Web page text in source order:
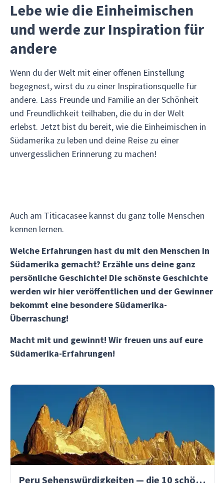
Lebe wie die Einheimischen
und werde zur Inspiration für
andere
Wenn du der Welt mit einer offenen Einstellung
begegnest, wirst du zu einer Inspirationsquelle für
andere. Lass Freunde und Familie an der Schönheit
und Freundlichkeit teilhaben, die du in der Welt
erlebst. Jetzt bist du bereit, wie die Einheimischen in
Südamerika zu leben und deine Reise zu einer
unvergesslichen Erinnerung zu machen!
Auch am Titicacasee kannst du ganz tolle Menschen
kennen lernen.
Welche Erfahrungen hast du mit den Menschen in
Südamerika gemacht? Erzähle uns deine ganz
persönliche Geschichte! Die schönste Geschichte
werden wir hier veröffentlichen und der Gewinner
bekommt eine besondere Südamerika-
Überraschung!
Macht mit und gewinnt! Wir freuen uns auf eure
Südamerika-Erfahrungen!
Peru Sehenswürdigkeiten — die 10 schönsten Orte